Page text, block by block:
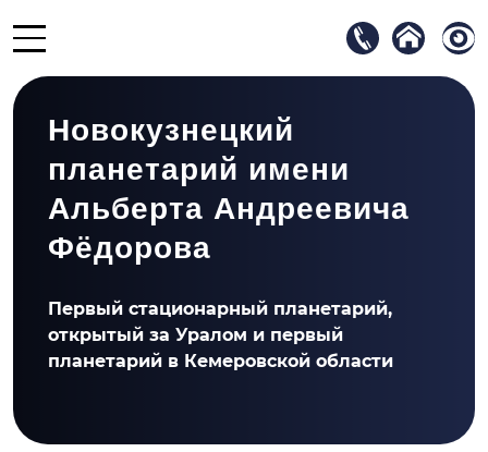
На
Новокузнецкий
планетарий имени
Альберта Андреевича
Фёдорова
Первый стационарный планетарий,
открытый за Уралом и первый
планетарий в Кемеровской области